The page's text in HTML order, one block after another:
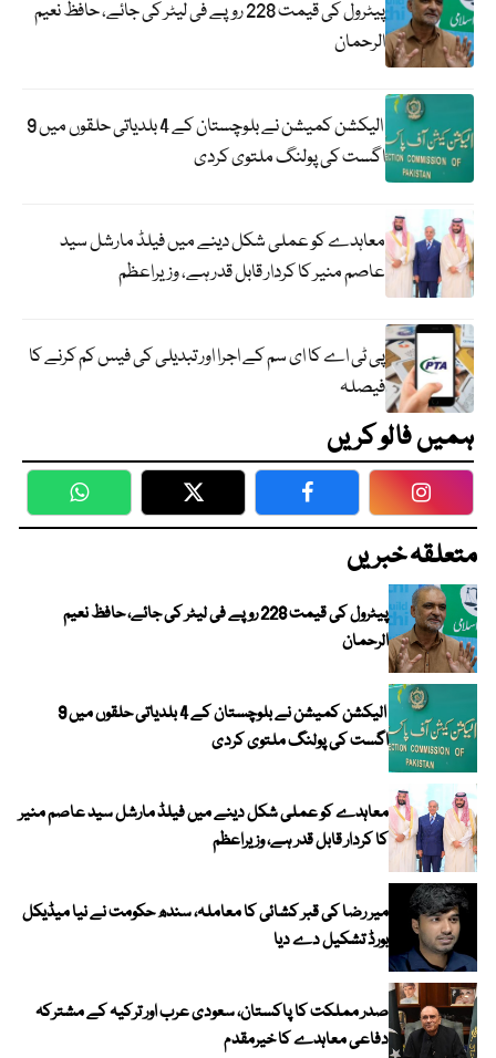
پیٹرول کی قیمت 228 روپے فی لیٹر کی جائے، حافظ نعیم
الرحمان
الیکشن کمیشن نے بلوچستان کے 4 بلدیاتی حلقوں میں 9
اگست کی پولنگ ملتوی کردی
معاہدے کو عملی شکل دینے میں فیلڈ مارشل سید
عاصم منیر کا کردار قابل قدر ہے، وزیراعظم
پی ٹی اے کا ای سم کے اجرا اور تبدیلی کی فیس کم کرنے کا
فیصلہ
ہمیں فالو کریں
WhatsApp Twitter Facebook
متعلقہ خبریں
پیٹرول کی قیمت 228 روپے فی لیٹر کی جائے، حافظ نعیم
الرحمان
الیکشن کمیشن نے بلوچستان کے 4 بلدیاتی حلقوں میں 9
اگست کی پولنگ ملتوی کردی
معاہدے کو عملی شکل دینے میں فیلڈ مارشل سید عاصم منیر
کا کردار قابل قدر ہے، وزیراعظم
میر رضا کی قبر کشائی کا معاملہ، سندھ حکومت نے نیا میڈیکل
بورڈ تشکیل دے دیا
صدر مملکت کا پاکستان، سعودی عرب اور ترکیہ کے مشترکہ
دفاعی معاہدے کا خیرمقدم